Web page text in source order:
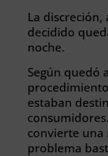
La discreción,
decidido
noche.
Según quedó
estaban
convierte una
problema